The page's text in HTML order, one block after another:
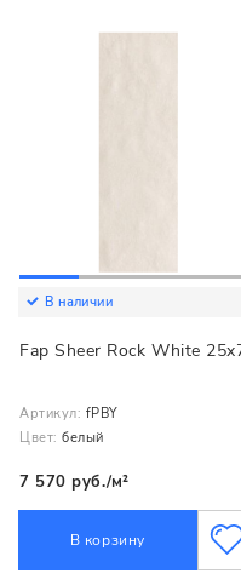
В наличии
Fap Sheer Rock White
Артикул: fPBY
Цвет: белый
7 570 руб./м²
В корзину